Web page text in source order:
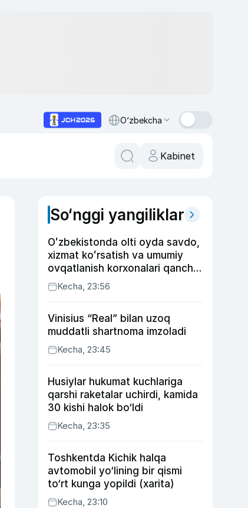
O‘zbekcha
Kabinet
So‘nggi yangiliklar
Oʻzbekistonda olti oyda savdo,
xizmat koʻrsatish va umumiy
ovqatlanish korxonalari qancha
soliq toʻlagani ochiqlandi
Kecha, 23:56
Vinisius “Real” bilan uzoq
muddatli shartnoma imzoladi
Kecha, 23:45
Husiylar hukumat kuchlariga
qarshi raketalar uchirdi, kamida
30 kishi halok bo‘ldi
Kecha, 23:35
Toshkentda Kichik halqa
avtomobil yo‘lining bir qismi
to‘rt kunga yopildi (xarita)
Kecha, 23:10